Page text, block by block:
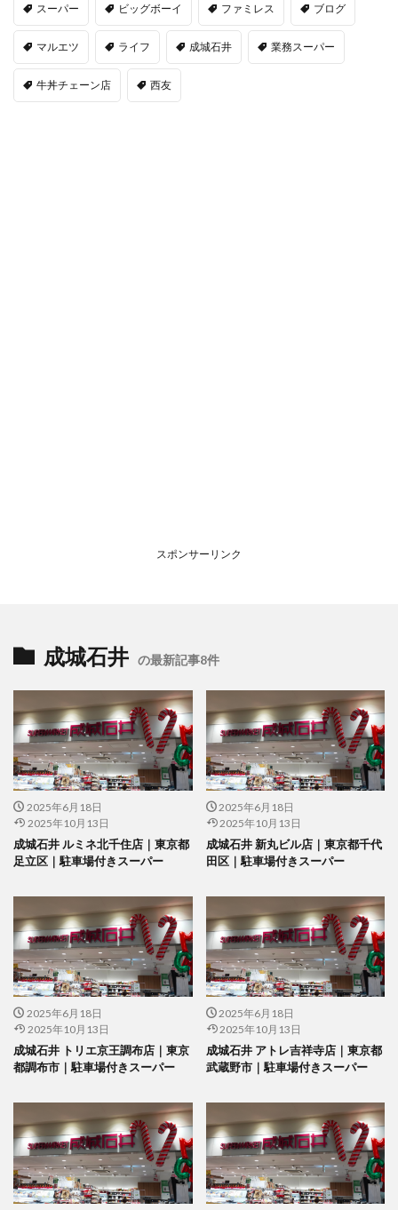
スーパー ビッグボーイ ファミレス ブログ
マルエツ ライフ 成城石井 業務スーパー
牛丼チェーン店 西友
スポンサーリンク
成城石井 の最新記事8件
2025年6月18日
2025年10月13日
成城石井 ルミネ北千住店｜東京都
足立区｜駐車場付きスーパー
2025年6月18日
2025年10月13日
成城石井 新丸ビル店｜東京都千代
田区｜駐車場付きスーパー
2025年6月18日
2025年10月13日
成城石井 トリエ京王調布店｜東京
都調布市｜駐車場付きスーパー
2025年6月18日
2025年10月13日
成城石井 アトレ吉祥寺店｜東京都
武蔵野市｜駐車場付きスーパー